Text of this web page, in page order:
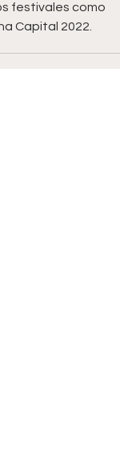
festivales como
Capital 2022.